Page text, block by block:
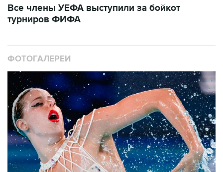
Все члены УЕФА выступили за бойкот
турниров ФИФА
ФОТОГАЛЕРЕИ